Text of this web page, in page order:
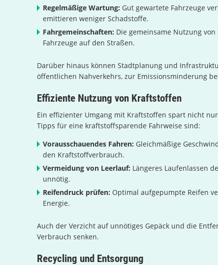
Regelmäßige Wartung: Gut gewartete Fahrzeuge
emittieren weniger Schadstoffe.
Fahrgemeinschaften: Die gemeinsame Nutzung
Fahrzeuge auf den Straßen.
Darüber hinaus können Stadtplanung und
öffentlichen Nahverkehrs, zur Emissionsminderung
Effiziente Nutzung von Kraftstoffen
Ein effizienter Umgang mit Kraftstoffen spart nicht
Tipps für eine kraftstoffsparende Fahrweise sind:
Vorausschauendes Fahren: Gleichmäßige
den Kraftstoffverbrauch.
Vermeidung von Leerlauf: Längeres Laufenlassen
unnötig.
Reifendruck prüfen: Optimal aufgepumpte Reifen
Energie.
Auch der Verzicht auf unnötiges Gepäck und die
Verbrauch senken.
Recycling und Entsorgung